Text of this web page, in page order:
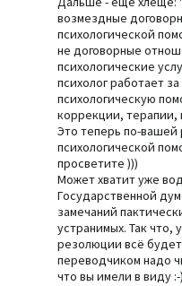
возмездные
психологической
не договорные
психологические
психолог работает
психологическую
коррекции, терапии,
Это теперь по-вашей
психологической
просветите )))
Может хватит уже
Государственной
замечаний
устранимых. Так что,
резолюции всё
переводчиком надо
что вы имели в виду :-)